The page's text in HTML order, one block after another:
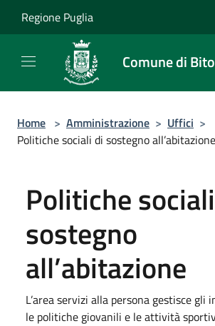
Regione Puglia
Comune di
Home > Amministrazione > Uffici >
Politiche sociali di sostegno all’abitazione
Politiche
sostegno
all’abitazione
L’area servizi alla persona gestisce gli
le politiche giovanili e le attività